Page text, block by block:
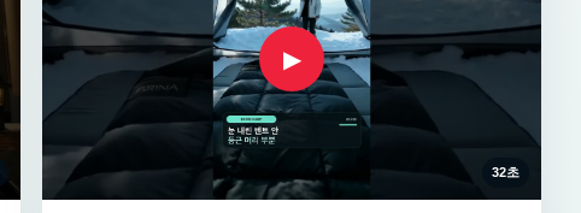
▶
32초